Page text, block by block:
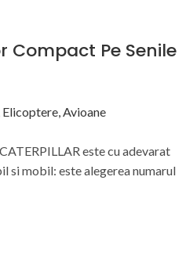
Compact Pe Senile
Avioane
este cu adevarat
si mobil: este alegerea numarul